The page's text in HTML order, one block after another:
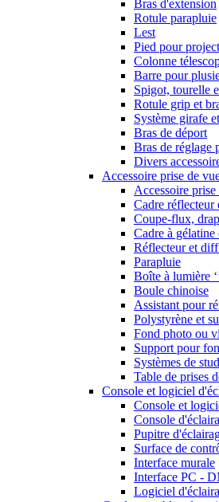
Bras d'extension
Rotule parapluie
Lest
Pied pour
Colonne
Barre pour
Spigot, tourelle
Rotule grip et
Système girafe
Bras de déport
Bras de réglage
Divers
Accessoire prise de
Accessoire prise
Cadre réflecteur
Coupe-flux,
Cadre à gélatine
Réflecteur et
Parapluie
Boîte à lumière
Boule chinoise
Assistant pour
Polystyrène et
Fond photo ou
Support pour
Systèmes de
Table de prises
Console et logiciel
Console et
Console
Pupitre
Surface de
Interface murale
Interface PC -
Logiciel